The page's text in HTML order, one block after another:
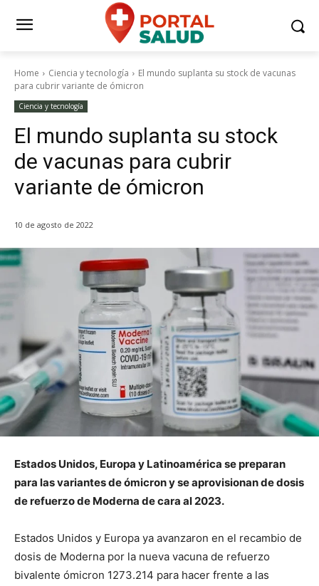
Home Ciencia y tecnología
El mundo suplanta su stock de vacunas
para cubrir variante de ómicron
Ciencia y tecnología
El mundo suplanta su stock
de vacunas para cubrir
variante de ómicron
10 de agosto de 2022
Estados Unidos, Europa y Latinoamérica se preparan
para las variantes de ómicron y se aprovisionan de dosis
de refuerzo de Moderna de cara al 2023.
Estados Unidos y Europa ya avanzaron en el recambio de
dosis de Moderna por la nueva vacuna de refuerzo
bivalente ómicron 1273.214 para hacer frente a las